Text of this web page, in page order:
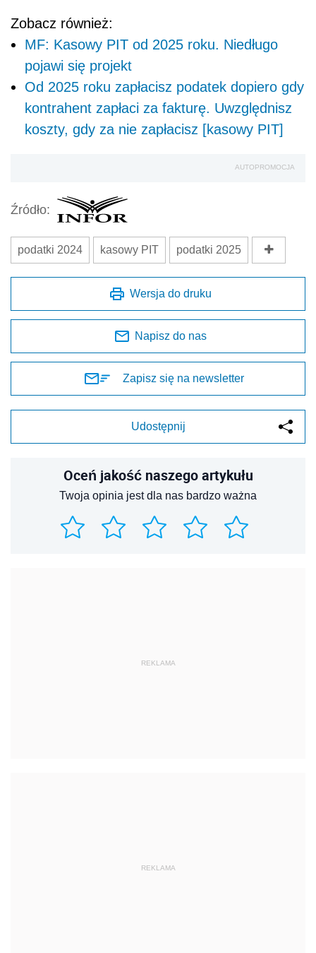
Zobacz również:
MF: Kasowy PIT od 2025 roku. Niedługo
pojawi się projekt
Od 2025 roku zapłacisz podatek dopiero gdy
kontrahent zapłaci za fakturę. Uwzględnisz
koszty, gdy za nie zapłacisz [kasowy PIT]
AUTOPROMOCJA
Źródło:
podatki 2024 kasowy PIT podatki 2025
Wersja do druku
Napisz do nas
Zapisz się na newsletter
Udostępnij
Oceń jakość naszego artykułu
Twoja opinia jest dla nas bardzo ważna
REKLAMA
REKLAMA